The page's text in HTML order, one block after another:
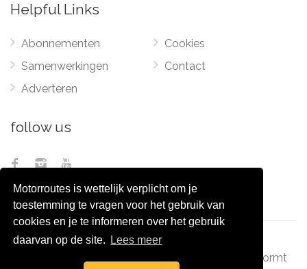
Motorroutes is wettelijk verplicht om je
toestemming te vragen voor het gebruik van
cookies en je te informeren over het gebruik
daarvan op de site.
Lees meer
Helpful Links
Abonnementen
Samenwerkingen
Adverteren
Cookies
Contact
follow us
vormt